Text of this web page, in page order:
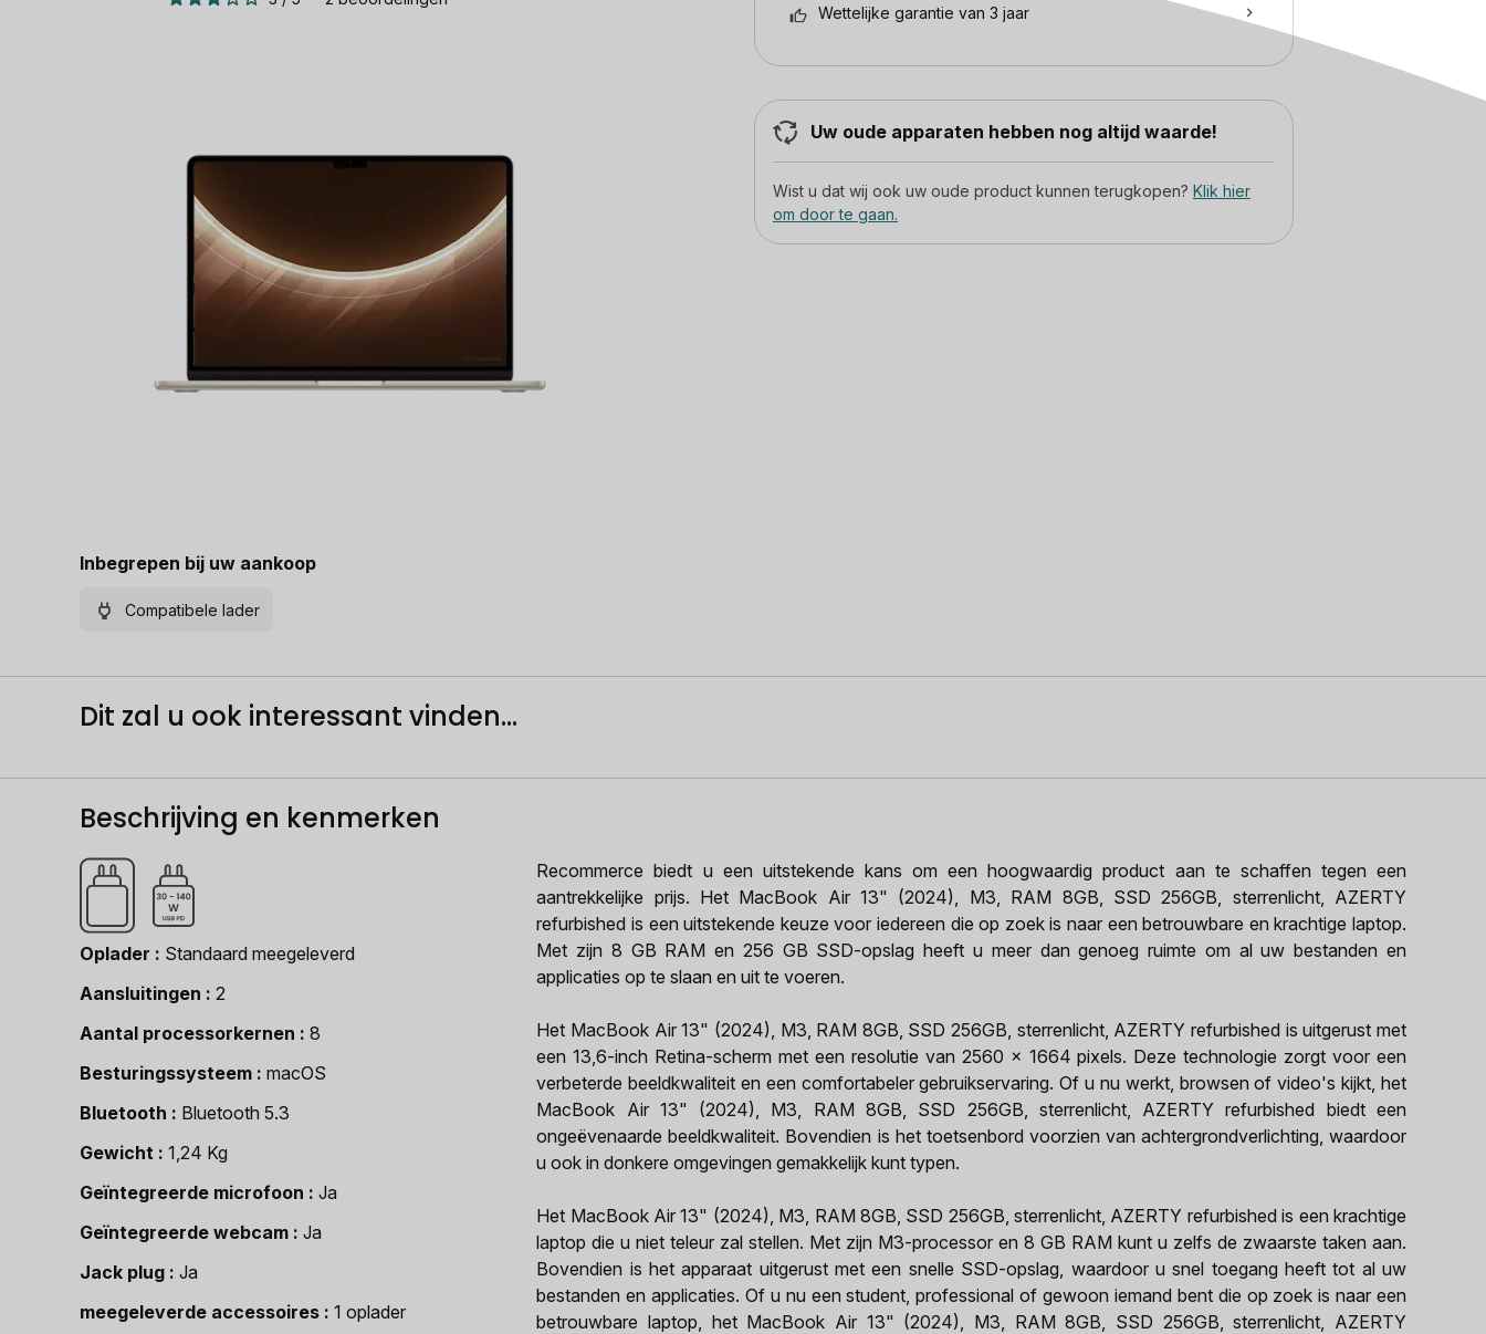
Inbegrepen bij uw aankoop
Compatibele lader
Wettelijke garantie van 3 jaar
Uw oude apparaten hebben nog altijd waarde!
Wist u dat wij ook uw oude product kunnen terugkopen? Klik hier
om door te gaan.
Dit zal u ook interessant vinden...
Beschrijving en kenmerken
Oplader
Standaard meegeleverd
Aansluitingen
2
Aantal processorkernen
8
Besturingssysteem
macOS
Bluetooth
Bluetooth 5.3
Gewicht
1,24 Kg
Geïntegreerde microfoon
Ja
Geïntegreerde webcam
Ja
Jack plug
Ja
meegeleverde accessoires
1 oplader
Recommerce biedt u een uitstekende kans om een hoogwaardig product aan te schaffen tegen een
aantrekkelijke prijs. Het MacBook Air 13" (2024), M3, RAM 8GB, SSD 256GB, sterrenlicht, AZERTY
refurbished is een uitstekende keuze voor iedereen die op zoek is naar een betrouwbare en krachtige laptop.
Met zijn 8 GB RAM en 256 GB SSD-opslag heeft u meer dan genoeg ruimte om al uw bestanden en
applicaties op te slaan en uit te voeren.
Het MacBook Air 13" (2024), M3, RAM 8GB, SSD 256GB, sterrenlicht, AZERTY refurbished is uitgerust met
een 13,6-inch Retina-scherm met een resolutie van 2560 x 1664 pixels. Deze technologie zorgt voor een
verbeterde beeldkwaliteit en een comfortabeler gebruikservaring. Of u nu werkt, browsen of video's kijkt, het
MacBook Air 13" (2024), M3, RAM 8GB, SSD 256GB, sterrenlicht, AZERTY refurbished biedt een
ongeëvenaarde beeldkwaliteit. Bovendien is het toetsenbord voorzien van achtergrondverlichting, waardoor
u ook in donkere omgevingen gemakkelijk kunt typen.
Het MacBook Air 13" (2024), M3, RAM 8GB, SSD 256GB, sterrenlicht, AZERTY refurbished is een krachtige
laptop die u niet teleur zal stellen. Met zijn M3-processor en 8 GB RAM kunt u zelfs de zwaarste taken aan.
Bovendien is het apparaat uitgerust met een snelle SSD-opslag, waardoor u snel toegang heeft tot al uw
bestanden en applicaties. Of u nu een student, professional of gewoon iemand bent die op zoek is naar een
betrouwbare laptop, het MacBook Air 13" (2024), M3, RAM 8GB, SSD 256GB, sterrenlicht, AZERTY